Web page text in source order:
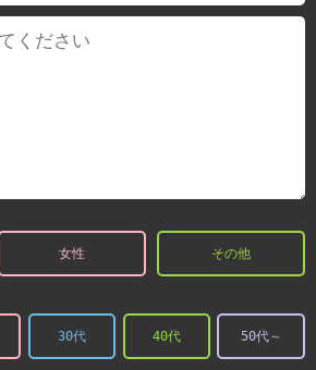
女性 その他
30代 40代 50代～